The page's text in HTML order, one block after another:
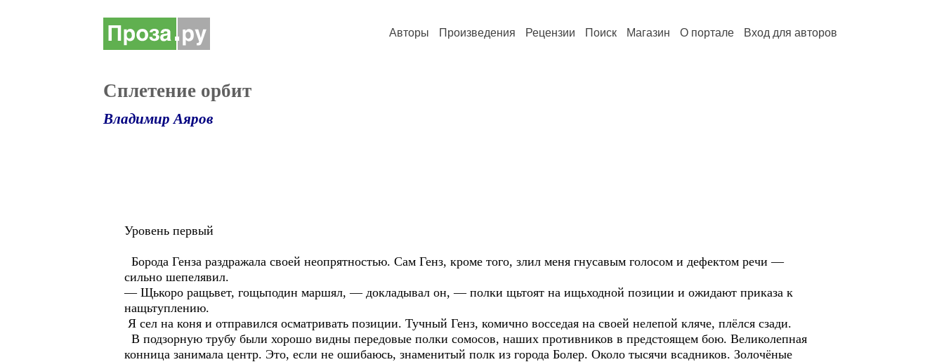
Авторы Произведения Рецензии Поиск Магазин О портале Вход для авторов
Сплетение орбит
Владимир Аяров
Уровень первый
Борода Генза раздражала своей неопрятностью. Сам Генз, кроме того, злил меня гнусавым голосом и дефектом речи —
сильно шепелявил.
— Щькоро ращьвет, гощьподин маршял, — докладывал он, — полки щьтоят на ищьходной позиции и ожидают приказа к
нащьтуплению.
Я сел на коня и отправился осматривать позиции. Тучный Генз, комично восседая на своей нелепой кляче, плёлся сзади.
В подзорную трубу были хорошо видны передовые полки сомосов, наших противников в предстоящем бою. Великолепная
конница занимала центр. Это, если не ошибаюсь, знаменитый полк из города Болер. Около тысячи всадников. Золочёные